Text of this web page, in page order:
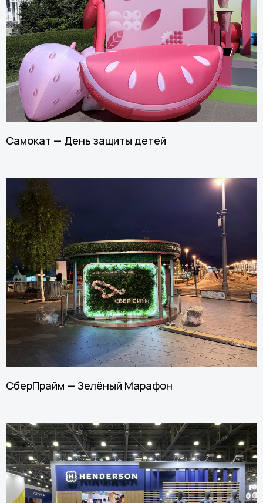
Самокат — День защиты детей
СберПрайм — Зелёный Марафон